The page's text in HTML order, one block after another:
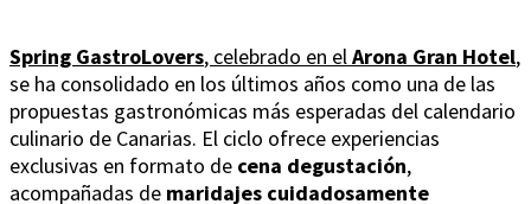
Spring GastroLovers, celebrado en elArona Gran Hotel,
se ha consolidado en los últimos años como una de las
propuestas gastronómicas más esperadas del calendario
culinario de Canarias. El ciclo ofrece experiencias
exclusivas en formato de cena degustación,
acompañadas de maridajes cuidadosamente